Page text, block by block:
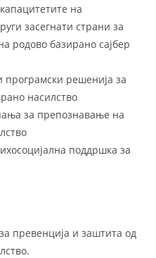
на
засегнати страни за
родово базирано сајбер
програмски решенија за
насилство
за препознавање на
поддршка за
превенција и заштита од